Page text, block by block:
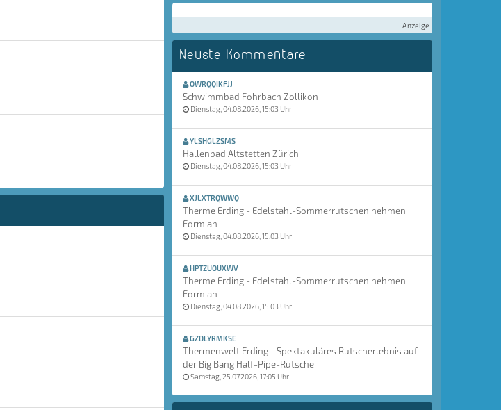
Anzeige
Neuste Kommentare
OWRQQIKFJJ
Schwimmbad Fohrbach Zollikon
Dienstag, 04.08.2026, 15:03 Uhr
YLSHGLZSMS
Hallenbad Altstetten Zürich
Dienstag, 04.08.2026, 15:03 Uhr
XJLXTRQWWQ
Therme Erding - Edelstahl-Sommerrutschen nehmen
Form an
Dienstag, 04.08.2026, 15:03 Uhr
HPTZUOUXWV
Therme Erding - Edelstahl-Sommerrutschen nehmen
Form an
Dienstag, 04.08.2026, 15:03 Uhr
GZDLYRMKSE
Thermenwelt Erding - Spektakuläres Rutscherlebnis auf
der Big Bang Half-Pipe-Rutsche
Samstag, 25.07.2026, 17:05 Uhr